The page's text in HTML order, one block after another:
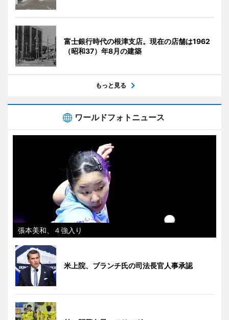
富士銀行時代の根津支店。現在の店舗は1962
（昭和37）年8月の建築
もっと見る
ワールドフォトニュース
張本美和、４強入り
米上院、ブランチ氏の司法長官人事承認